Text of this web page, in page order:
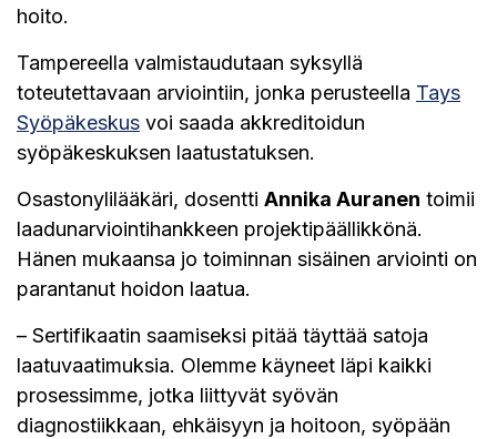
hoito.
Tampereella valmistaudutaan syksyllä
toteutettavaan arviointiin, jonka perusteella Tays
Syöpäkeskus voi saada akkreditoidun
syöpäkeskuksen laatustatuksen.
Osastonylilääkäri, dosentti Annika Auranen toimii
laadunarviointihankkeen projektipäällikkönä.
Hänen mukaansa jo toiminnan sisäinen arviointi on
parantanut hoidon laatua.
– Sertifikaatin saamiseksi pitää täyttää satoja
laatuvaatimuksia. Olemme käyneet läpi kaikki
prosessimme, jotka liittyvät syövän
diagnostiikkaan, ehkäisyyn ja hoitoon, syöpään